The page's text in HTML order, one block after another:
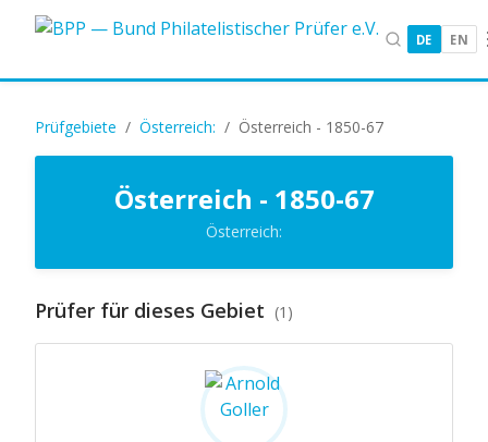
DE EN
Prüfgebiete / Österreich: / Österreich - 1850-67
Österreich - 1850-67
Österreich:
Prüfer für dieses Gebiet (1)